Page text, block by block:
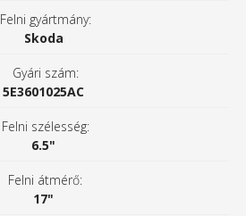
Felni gyártmány:
Skoda
Gyári szám:
5E3601025AC
Felni szélesség:
6.5"
Felni átmérő:
17"